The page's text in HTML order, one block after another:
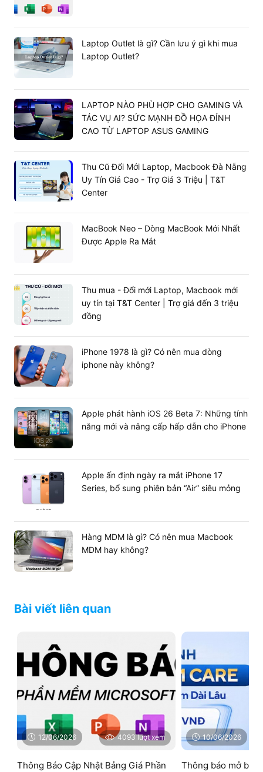
Laptop Outlet là gì? Cần lưu ý gì khi mua
Laptop Outlet?
LAPTOP NÀO PHÙ HỢP CHO GAMING VÀ
TÁC VỤ AI? SỨC MẠNH ĐỒ HỌA ĐỈNH
CAO TỪ LAPTOP ASUS GAMING
Thu Cũ Đổi Mới Laptop, Macbook Đà Nẵng
Uy Tín Giá Cao - Trợ Giá 3 Triệu | T&T
Center
MacBook Neo – Dòng MacBook Mới Nhất
Được Apple Ra Mắt
Thu mua - Đổi mới Laptop, Macbook mới
uy tín tại T&T Center | Trợ giá đến 3 triệu
đồng
iPhone 1978 là gì? Có nên mua dòng
iphone này không?
Apple phát hành iOS 26 Beta 7: Những tính
năng mới và nâng cấp hấp dẫn cho iPhone
Apple ấn định ngày ra mắt iPhone 17
Series, bổ sung phiên bản “Air” siêu mỏng
Hàng MDM là gì? Có nên mua Macbook
MDM hay không?
Bài viết liên quan
12/06/2026 4093 lượt xem
Thông Báo Cập Nhật Bảng Giá Phần
10/06/2026
Thông báo mở bán